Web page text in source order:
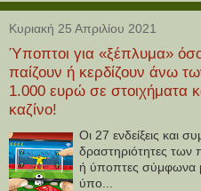
Κυριακή 25 Απριλίου 2021
Ύποπτοι για «ξέπλυμα»
παίζουν ή κερδίζουν άνω
1.000 ευρώ σε στοιχήματα
καζίνο!
Οι 27 ενδείξεις και
δραστηριότητες των
ή ύποπτες σύμφωνα
ύπο...